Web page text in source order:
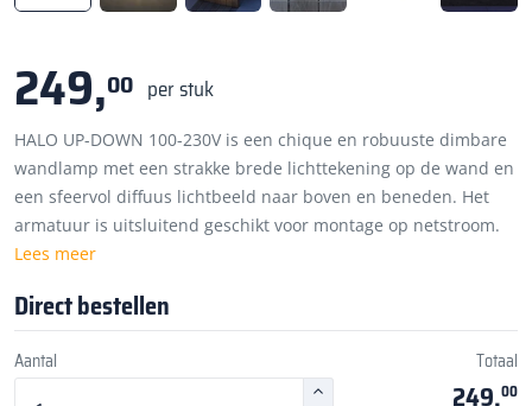
249,00 per stuk
HALO UP-DOWN 100-230V is een chique en robuuste dimbare
wandlamp met een strakke brede lichttekening op de wand en
een sfeervol diffuus lichtbeeld naar boven en beneden. Het
armatuur is uitsluitend geschikt voor montage op netstroom.
Lees meer
Direct bestellen
Aantal Totaal
249,00